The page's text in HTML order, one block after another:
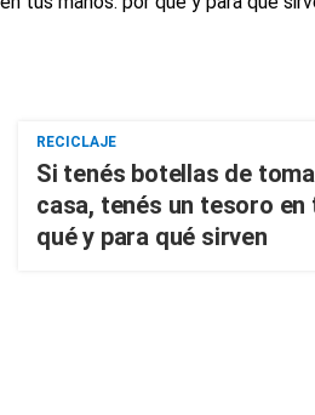
RECICLAJE
Si tenés botellas de
casa, tenés un tesoro en
qué y para qué sirven